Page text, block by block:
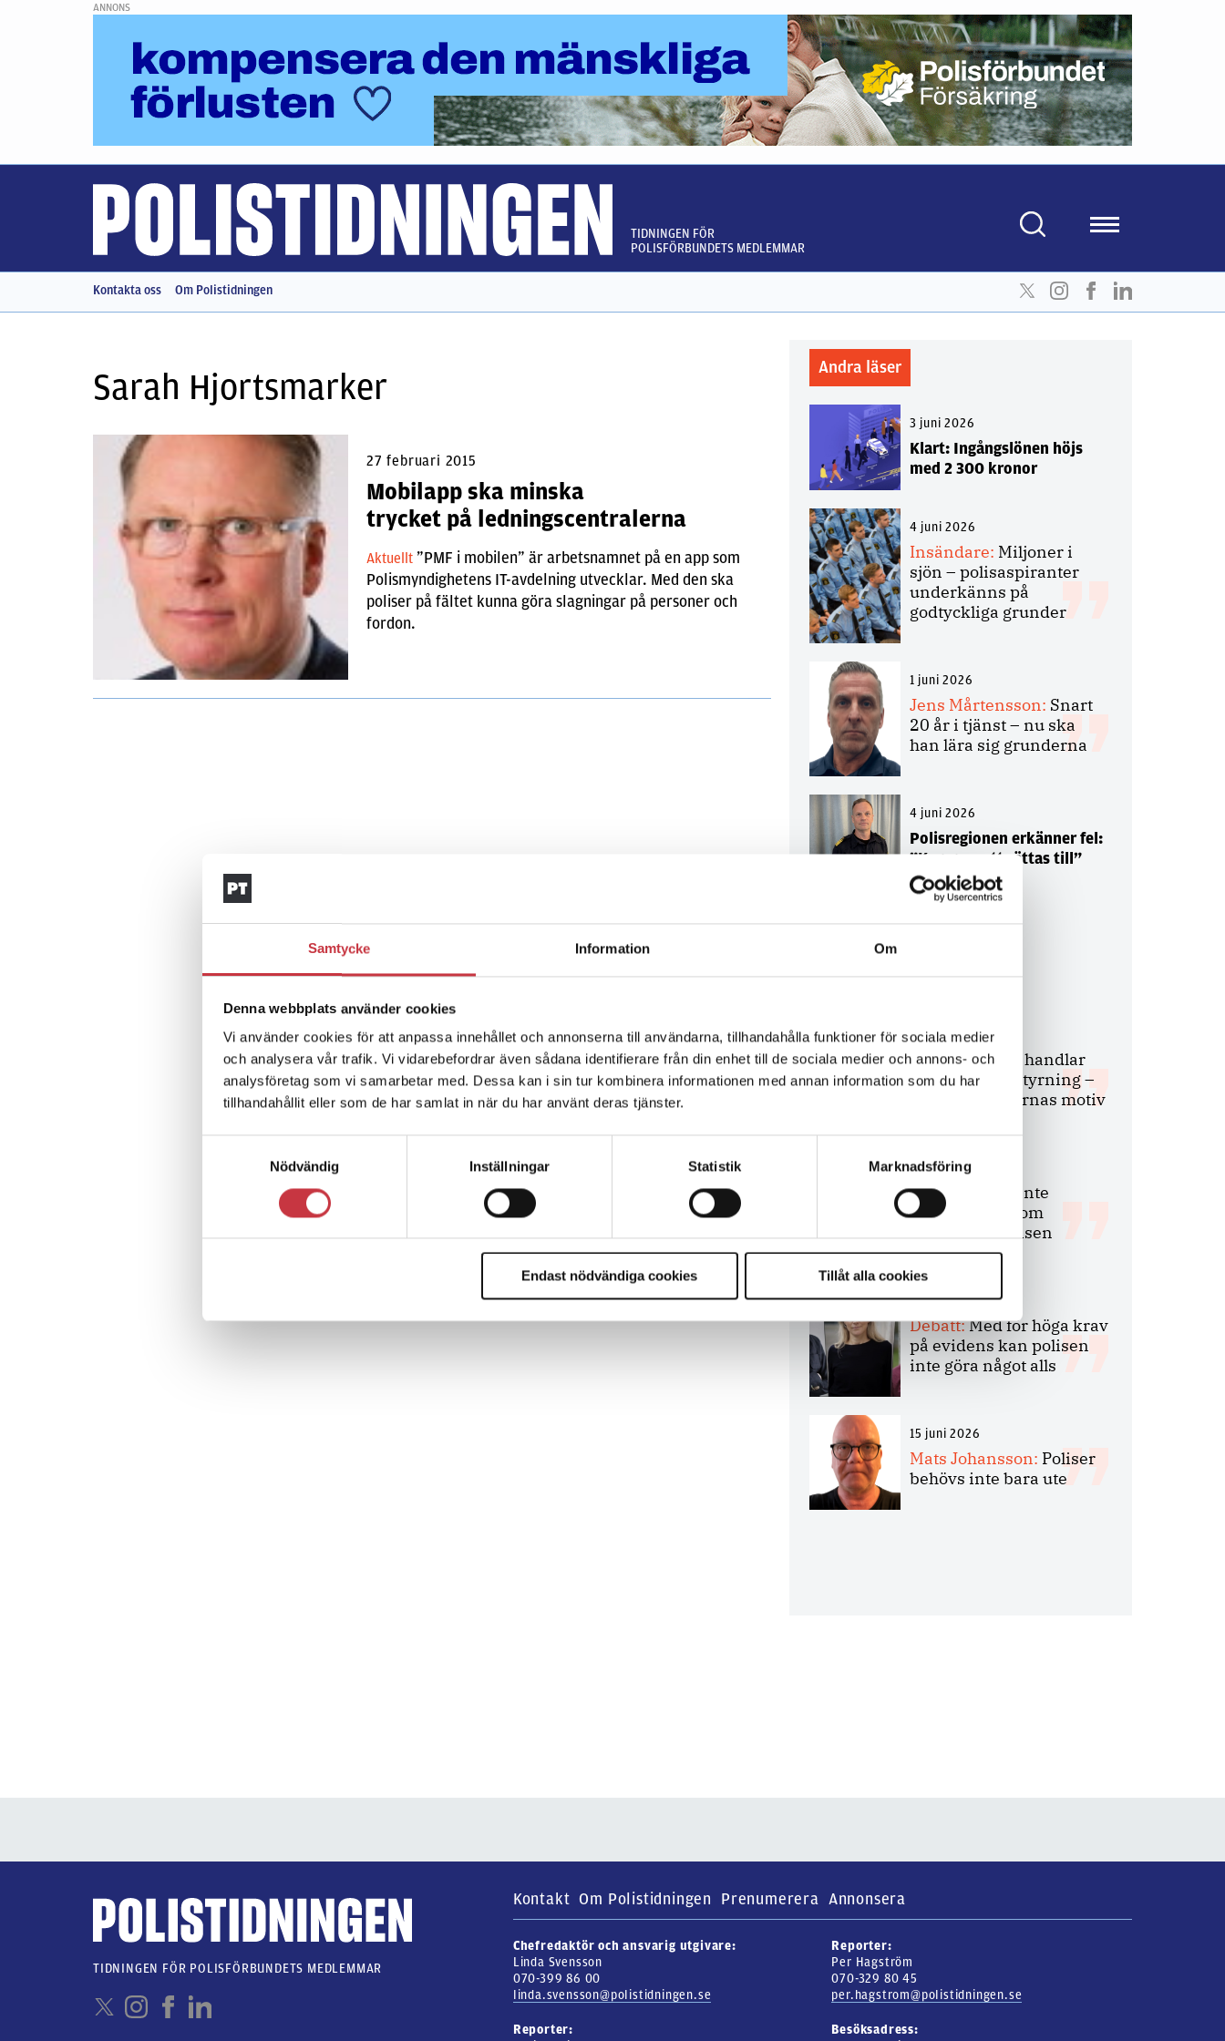
Samtycke Information Om
Denna webbplats använder cookies
Vi använder cookies för att anpassa innehållet och annonserna till användarna, tillhandahålla funktioner för sociala medier
och analysera vår trafik. Vi vidarebefordrar även sådana identifierare från din enhet till de sociala medier och annons- och
analysföretag som vi samarbetar med. Dessa kan i sin tur kombinera informationen med annan information som du har
tillhandahållit eller som de har samlat in när du har använt deras tjänster.
Nödvändig
Inställningar Statistik Marknadsföring
Endast nödvändiga cookies Tillåt alla cookies
ANNONS
TIDNINGEN FÖR
POLISFÖRBUNDETS MEDLEMMAR
Kontakta oss Om Polistidningen
Sarah Hjortsmarker
27 februari 2015
Mobilapp ska minska
trycket på ledningscentralerna
Aktuellt ”PMF i mobilen” är arbetsnamnet på en app som
Polismyndighetens IT-avdelning utvecklar. Med den ska
poliser på fältet kunna göra slagningar på personer och
fordon.
Andra läser
3 juni 2026
Klart: Ingångslönen höjs
med 2 300 kronor
4 juni 2026
Insändare: Miljoner i
sjön – polisaspiranter
underkänns på
godtyckliga grunder
1 juni 2026
Jens Mårtensson: Snart
20 år i tjänst – nu ska
han lära sig grunderna
4 juni 2026
Polisregionen erkänner fel:
”Kommer att rättas till”
Debatt
9 juli 2026
Slutreplik:Det handlar
om kunskapsstyrning –
inte om forskarnas motiv
8 juli 2026
Replik:
Det är inte
evidenskrav som
bakbinder polisen
7 juli 2026
Debatt:Med för höga krav
på evidens kan polisen
inte göra något alls
15 juni 2026
Mats Johansson: Poliser
behövs inte bara ute
Kontakt Om Polistidningen Prenumerera Annonsera
Chefredaktör och ansvarig utgivare:
Linda Svensson
070-399 86 00
linda.svensson@polistidningen.se
Reporter:
Per Hagström
070-329 80 45
per.hagstrom@polistidningen.se
Reporter:
Besöksadress:
TIDNINGEN FÖR POLISFÖRBUNDETS MEDLEMMAR